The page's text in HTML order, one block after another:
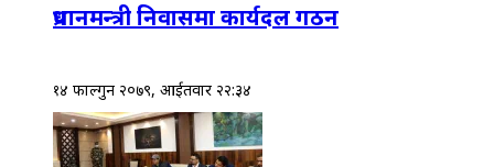
प्रधानमन्त्री निवासमा कार्यदल गठन
१४ फाल्गुन २०७९, आईतवार २२:३४